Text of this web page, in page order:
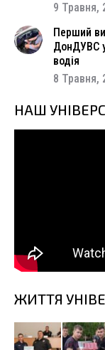
9 Травня,
Перший
ДонДУВС
водія
8 Травня,
НАШ
ЖИТТЯ